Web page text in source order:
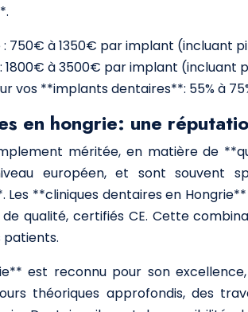
750€ à 1350€ par implant (incluant
à 3500€ par implant (incluant
vos **implants dentaires**: 55% à
en hongrie: une
méritée, en matière de
européen, et sont souvent
**cliniques dentaires en
qualité, certifiés CE. Cette
patients.
est reconnu pour son
théoriques approfondis, des